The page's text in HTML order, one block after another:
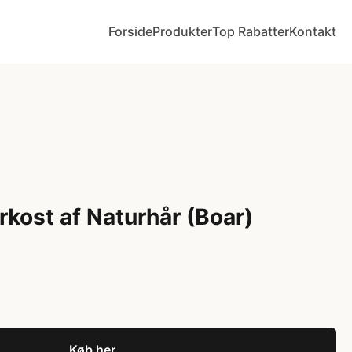
ForsideProdukterTop RabatterKontakt
af Naturhår (Boar)